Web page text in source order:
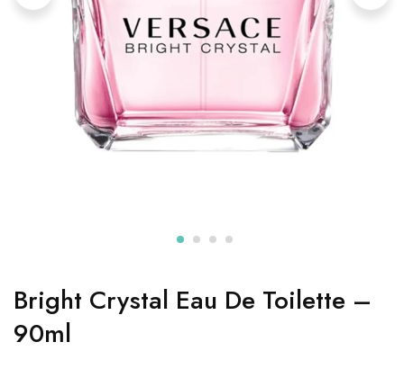
Bright Crystal Eau De Toilette –
90ml